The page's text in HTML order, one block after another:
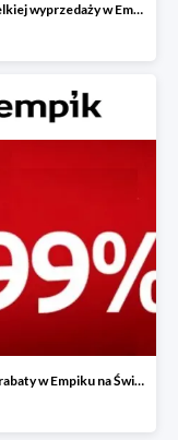
Start wielkiej wyprzedaży w Empiku do -70%
Wielkie rabaty w Empiku na Święta - piąty produkt -99%